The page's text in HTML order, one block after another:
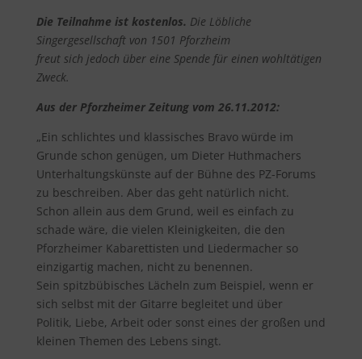
Die Teilnahme ist kostenlos. Die Löbliche
Singergesellschaft von 1501 Pforzheim
freut sich jedoch über eine Spende für einen wohltätigen
Zweck.
Aus der Pforzheimer Zeitung vom 26.11.2012:
„Ein schlichtes und klassisches Bravo würde im
Grunde schon genügen, um Dieter Huthmachers
Unterhaltungskünste auf der Bühne des PZ-Forums
zu beschreiben. Aber das geht natürlich nicht.
Schon allein aus dem Grund, weil es einfach zu
schade wäre, die vielen Kleinigkeiten, die den
Pforzheimer Kabarettisten und Liedermacher so
einzigartig machen, nicht zu benennen.
Sein spitzbübisches Lächeln zum Beispiel, wenn er
sich selbst mit der Gitarre begleitet und über
Politik, Liebe, Arbeit oder sonst eines der großen und
kleinen Themen des Lebens singt.